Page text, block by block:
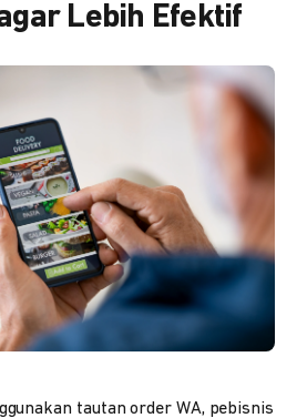
Lebih Efektif
tautan order WA, pebisnis